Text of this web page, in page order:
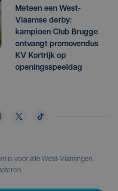
Meteen een West-
Vlaamse derby:
kampioen Club Brugge
ontvangt promovendus
KV Kortrijk op
openingsspeeldag
is voor alle West-Vlamingen,